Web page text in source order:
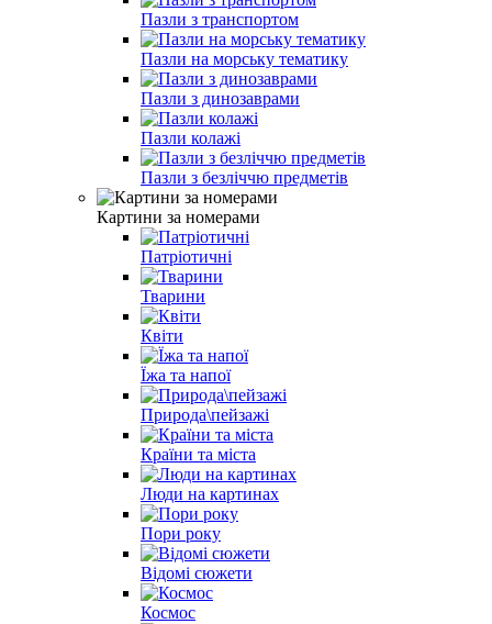
Пазли з транспортом
Пазли на морську тематику
Пазли з динозаврами
Пазли колажі
Пазли з безліччю предметів
Картини за номерами
Патріотичні
Тварини
Квіти
Їжа та напої
Природа\пейзажі
Країни та міста
Люди на картинах
Пори року
Відомі сюжети
Космос